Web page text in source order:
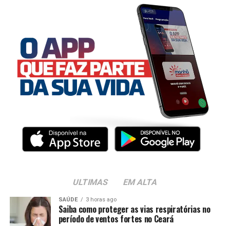
ULTIMAS EM ALTA
SAÚDE 3 horas ago
Saiba como proteger as vias respiratórias no
período de ventos fortes no Ceará